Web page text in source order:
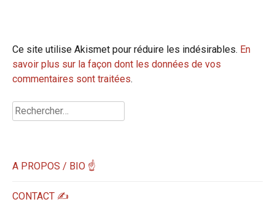
Ce site utilise Akismet pour réduire les indésirables. En
savoir plus sur la façon dont les données de vos
commentaires sont traitées.
Rechercher :
A PROPOS / BIO ☝
CONTACT ✍️